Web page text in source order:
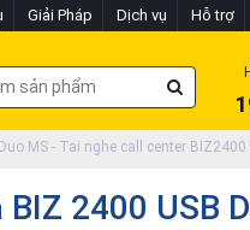
Giải Pháp Dịch vụ Hỗ trợ
MS - Tai nghe call center BIZ2400
2400 USB